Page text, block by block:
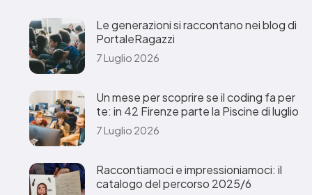
Le generazioni si raccontano nei blog di
PortaleRagazzi
7 Luglio 2026
Un mese per scoprire se il coding fa per
te: in 42 Firenze parte la Piscine di luglio
7 Luglio 2026
Raccontiamoci e impressioniamoci: il
catalogo del percorso 2025/6